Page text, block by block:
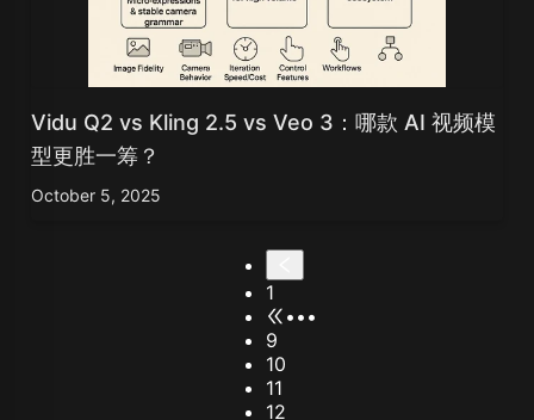
Vidu Q2 vs Kling 2.5 vs Veo 3：哪款 AI 视频模
型更胜一筹？
October 5, 2025
1
•••
9
10
11
12